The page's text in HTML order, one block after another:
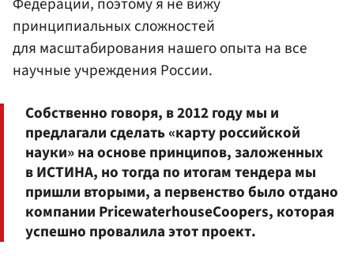
принципиальных сложностей
для масштабирования нашего опыта на все
научные учреждения России.
Собственно говоря, в 2012 году мы и
предлагали сделать «карту российской
науки» на основе принципов, заложенных
в ИСТИНА, но тогда по итогам тендера мы
пришли вторыми, а первенство было отдано
компании PricewaterhouseCoopers, которая
успешно провалила этот проект.